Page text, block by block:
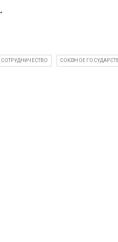
СОТРУДНИЧЕСТВО СОЮЗНОЕ